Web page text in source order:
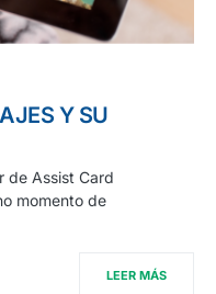
Y SU
de Assist Card
momento de
LEER MÁS